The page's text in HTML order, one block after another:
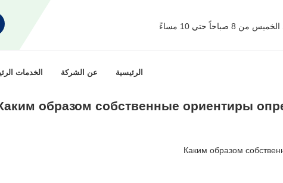
حتي 10 مساءً
الرئيسية عن الشركة الخدمات
образом собственные ориентиры
Каким образом